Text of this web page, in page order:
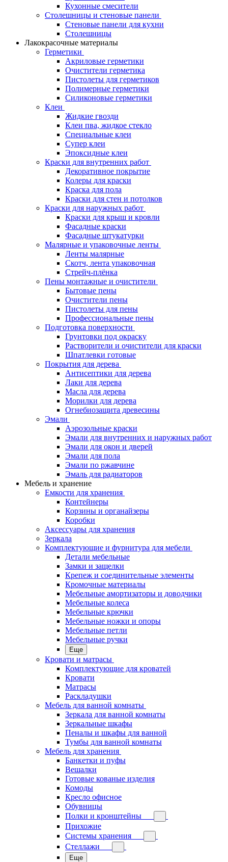
Кухонные смесители
Столешницы и стеновые панели
Стеновые панели для кухни
Столешницы
Лакокрасочные материалы
Герметики
Акриловые герметики
Очистители герметика
Пистолеты для герметиков
Полимерные герметики
Силиконовые герметики
Клеи
Жидкие гвозди
Клеи пва, жидкое стекло
Специальные клеи
Супер клеи
Эпоксидные клеи
Краски для внутренних работ
Декоративное покрытие
Колеры для краски
Краска для пола
Краски для стен и потолков
Краски для наружных работ
Краски для крыш и кровли
Фасадные краски
Фасадные штукатурки
Малярные и упаковочные ленты
Ленты малярные
Скотч, лента упаковочная
Стрейч-плёнка
Пены монтажные и очистители
Бытовые пены
Очистители пены
Пистолеты для пены
Профессиональные пены
Подготовка поверхности
Грунтовки под окраску
Растворители и очистители для краски
Шпатлевки готовые
Покрытия для дерева
Антисептики для дерева
Лаки для дерева
Масла для дерева
Морилки для дерева
Огнебиозащита древесины
Эмали
Аэрозольные краски
Эмали для внутренних и наружных работ
Эмали для окон и дверей
Эмали для пола
Эмали по ржавчине
Эмаль для радиаторов
Мебель и хранение
Емкости для хранения
Контейнеры
Корзины и органайзеры
Коробки
Аксессуары для хранения
Зеркала
Комплектующие и фурнитура для мебели
Детали мебельные
Замки и защелки
Крепеж и соединительные элементы
Кромочные материалы
Мебельные амортизаторы и доводчики
Мебельные колеса
Мебельные крючки
Мебельные ножки и опоры
Мебельные петли
Мебельные ручки
Еще
Кровати и матрасы
Комплектующие для кроватей
Кровати
Матрасы
Раскладушки
Мебель для ванной комнаты
Зеркала для ванной комнаты
Зеркальные шкафы
Пеналы и шкафы для ванной
Тумбы для ванной комнаты
Мебель для хранения
Банкетки и пуфы
Вешалки
Готовые кованые изделия
Комоды
Кресло офисное
Обувницы
Полки и кронштейны
Прихожие
Системы хранения
Стеллажи
Еще